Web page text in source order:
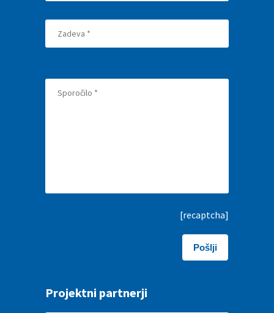
[recaptcha]
Projektni partnerji